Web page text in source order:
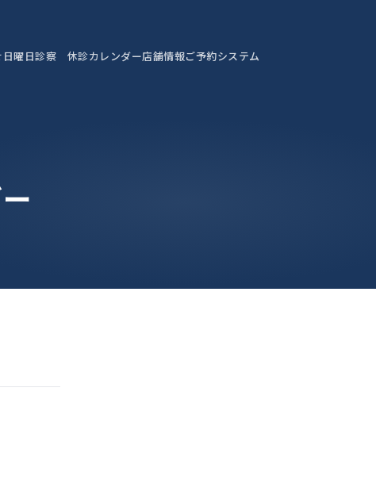
日曜日診察 休診カレンダー店舗情報ご予約システム